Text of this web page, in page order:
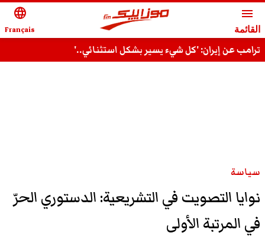
menu
القائمة
language
Français
ترامب عن إيران: 'كل شيء يسير بشكل استثنائي..'
سياسة
نوايا التصويت في التشريعية: الدستوري الحرّ
في المرتبة الأولى